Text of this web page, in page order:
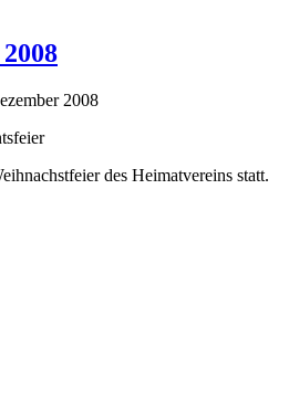
2008
des Heimatvereins statt.